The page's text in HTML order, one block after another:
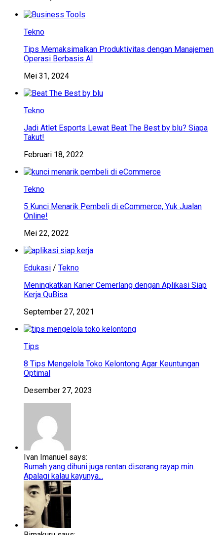
Tekno
Tips Memaksimalkan Produktivitas dengan Manajemen
Operasi Berbasis AI
Mei 31, 2024
Tekno
Jadi Atlet Esports Lewat Beat The Best by blu? Siapa
Takut!
Februari 18, 2022
Tekno
5 Kunci Menarik Pembeli di eCommerce, Yuk Jualan
Online!
Mei 22, 2022
Edukasi / Tekno
Meningkatkan Karier Cemerlang dengan Aplikasi Siap
Kerja QuBisa
September 27, 2021
Tips
8 Tips Mengelola Toko Kelontong Agar Keuntungan
Optimal
Desember 27, 2023
Ivan Imanuel says:
Rumah yang dihuni juga rentan diserang rayap min.
Apalagi kalau kayunya...